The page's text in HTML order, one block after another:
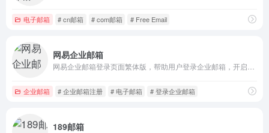
电子邮箱 # cn邮箱 # com邮箱 # Free Email
网易企业邮箱
企业邮箱 # 企业邮箱注册 # 电子邮箱 # 登录企业邮箱
189邮箱